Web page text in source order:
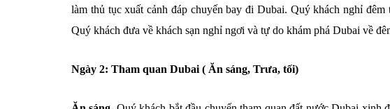
làm thủ tục xuất cảnh đáp chuyến bay đi Dubai. Quý khách nghỉ
Quý khách đưa về khách sạn nghỉ ngơi và tự do khám phá Dubai về
Ngày 2: Tham quan Dubai ( Ăn sáng, Trưa, tối)